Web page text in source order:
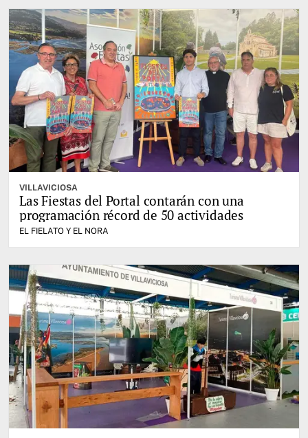
VILLAVICIOSA
Las Fiestas del Portal contarán con una
programación récord de 50 actividades
EL FIELATO Y EL NORA